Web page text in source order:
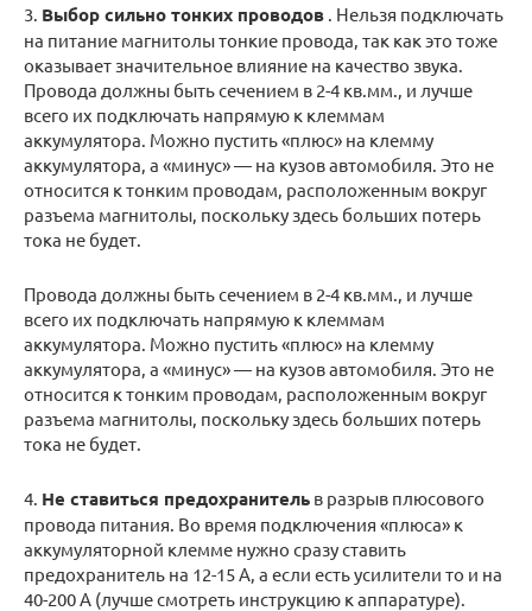
3. Выбор сильно тонких проводов . Нельзя подключать
на питание магнитолы тонкие провода, так как это тоже
оказывает значительное влияние на качество звука.
Провода должны быть сечением в 2-4 кв.мм., и лучше
всего их подключать напрямую к клеммам
аккумулятора. Можно пустить «плюс» на клемму
аккумулятора, а «минус» — на кузов автомобиля. Это не
относится к тонким проводам, расположенным вокруг
разъема магнитолы, поскольку здесь больших потерь
тока не будет.
Провода должны быть сечением в 2-4 кв.мм., и лучше
всего их подключать напрямую к клеммам
аккумулятора. Можно пустить «плюс» на клемму
аккумулятора, а «минус» — на кузов автомобиля. Это не
относится к тонким проводам, расположенным вокруг
разъема магнитолы, поскольку здесь больших потерь
тока не будет.
4. Не ставиться предохранитель в разрыв плюсового
провода питания. Во время подключения «плюса» к
аккумуляторной клемме нужно сразу ставить
предохранитель на 12-15 А, а если есть усилители то и на
40-200 А (лучше смотреть инструкцию к аппаратуре).